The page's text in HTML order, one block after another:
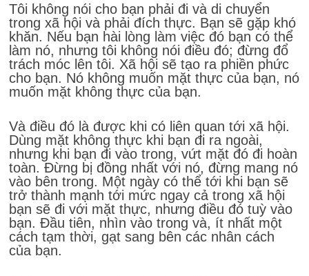
Tôi không nói cho bạn phải đi và di chuyển
trong xã hội và phải đích thực. Bạn sẽ gặp khó
khăn. Nếu bạn hài lòng làm việc đó bạn có thể
làm nó, nhưng tôi không nói điều đó; đừng đổ
trách móc lên tôi. Xã hội sẽ tạo ra phiền phức
cho bạn. Nó không muốn mặt thực của bạn, nó
muốn mặt không thực của bạn.
Và điều đó là được khi có liên quan tới xã hội.
Dùng mặt không thực khi bạn đi ra ngoài,
nhưng khi bạn đi vào trong, vứt mặt đó đi hoàn
toàn. Đừng bị đồng nhất với nó, đừng mang nó
vào bên trong. Một ngày có thể tới khi bạn sẽ
trở thành mạnh tới mức ngay cả trong xã hội
bạn sẽ đi với mặt thực, nhưng điều đó tuỳ vào
bạn. Đầu tiên, nhìn vào trong và, ít nhất một
cách tạm thời, gạt sang bên các nhân cách
của bạn.